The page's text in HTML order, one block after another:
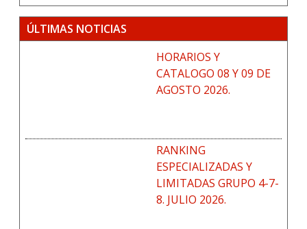
ÚLTIMAS NOTICIAS
HORARIOS Y
CATALOGO 08 Y 09 DE
AGOSTO 2026.
RANKING
ESPECIALIZADAS Y
LIMITADAS GRUPO 4-7-
8. JULIO 2026.